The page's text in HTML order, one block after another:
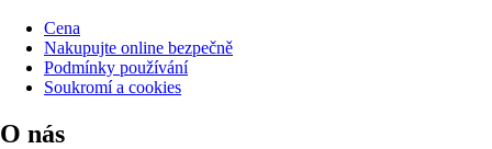
Cena
Nakupujte online bezpečně
Podmínky používání
Soukromí a cookies
O nás